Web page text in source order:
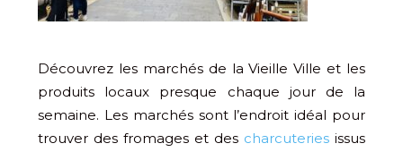
Découvrez les marchés de la Vieille Ville et les
produits locaux presque chaque jour de la
semaine. Les marchés sont l’endroit idéal pour
trouver des fromages et des charcuteries issus